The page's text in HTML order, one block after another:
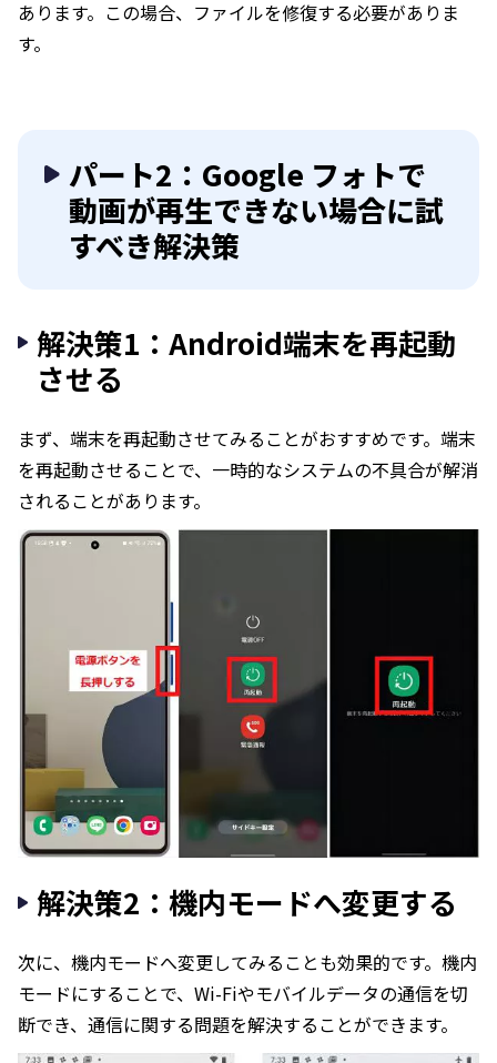
あります。この場合、ファイルを修復する必要がありま
す。
パート2：Google フォトで
動画が再生できない場合に試
すべき解決策
解決策1：Android端末を再起動
させる
まず、端末を再起動させてみることがおすすめです。端末
を再起動させることで、一時的なシステムの不具合が解消
されることがあります。
解決策2：機内モードへ変更する
次に、機内モードへ変更してみることも効果的です。機内
モードにすることで、Wi-Fiやモバイルデータの通信を切
断でき、通信に関する問題を解決することができます。